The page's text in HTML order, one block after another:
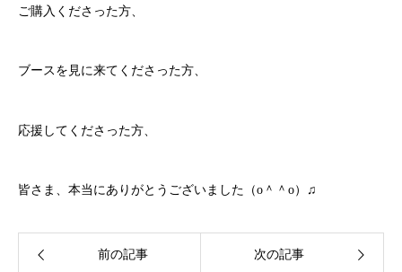
ご購入くださった方、
ブースを見に来てくださった方、
応援してくださった方、
皆さま、本当にありがとうございました（o＾＾o）♫